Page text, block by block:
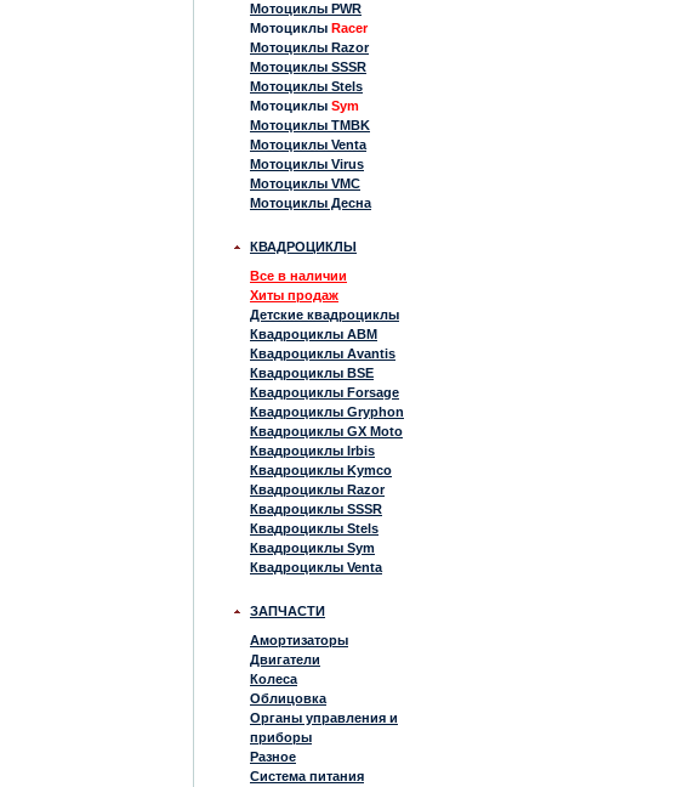
Мотоциклы PWR
Мотоциклы Racer
Мотоциклы Razor
Мотоциклы SSSR
Мотоциклы Stels
Мотоциклы Sym
Мотоциклы TMBK
Мотоциклы Venta
Мотоциклы Virus
Мотоциклы VMC
Мотоциклы Десна
КВАДРОЦИКЛЫ
Все в наличии
Хиты продаж
Детские квадроциклы
Квадроциклы ABM
Квадроциклы Avantis
Квадроциклы BSE
Квадроциклы Forsage
Квадроциклы Gryphon
Квадроциклы GX Moto
Квадроциклы Irbis
Квадроциклы Kymco
Квадроциклы Razor
Квадроциклы SSSR
Квадроциклы Stels
Квадроциклы Sym
Квадроциклы Venta
ЗАПЧАСТИ
Амортизаторы
Двигатели
Колеса
Облицовка
Органы управления и
приборы
Разное
Система питания